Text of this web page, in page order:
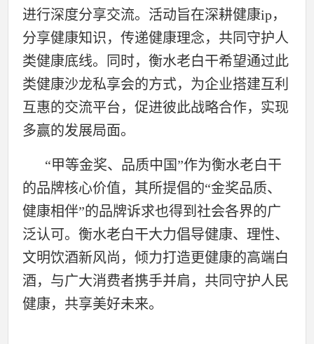
进行深度分享交流。活动旨在深耕健康ip，
分享健康知识，传递健康理念，共同守护人
类健康底线。同时，衡水老白干希望通过此
类健康沙龙私享会的方式，为企业搭建互利
互惠的交流平台，促进彼此战略合作，实现
多赢的发展局面。
“甲等金奖、品质中国”作为衡水老白干
的品牌核心价值，其所提倡的“金奖品质、
健康相伴”的品牌诉求也得到社会各界的广
泛认可。衡水老白干大力倡导健康、理性、
文明饮酒新风尚，倾力打造更健康的高端白
酒，与广大消费者携手并肩，共同守护人民
健康，共享美好未来。